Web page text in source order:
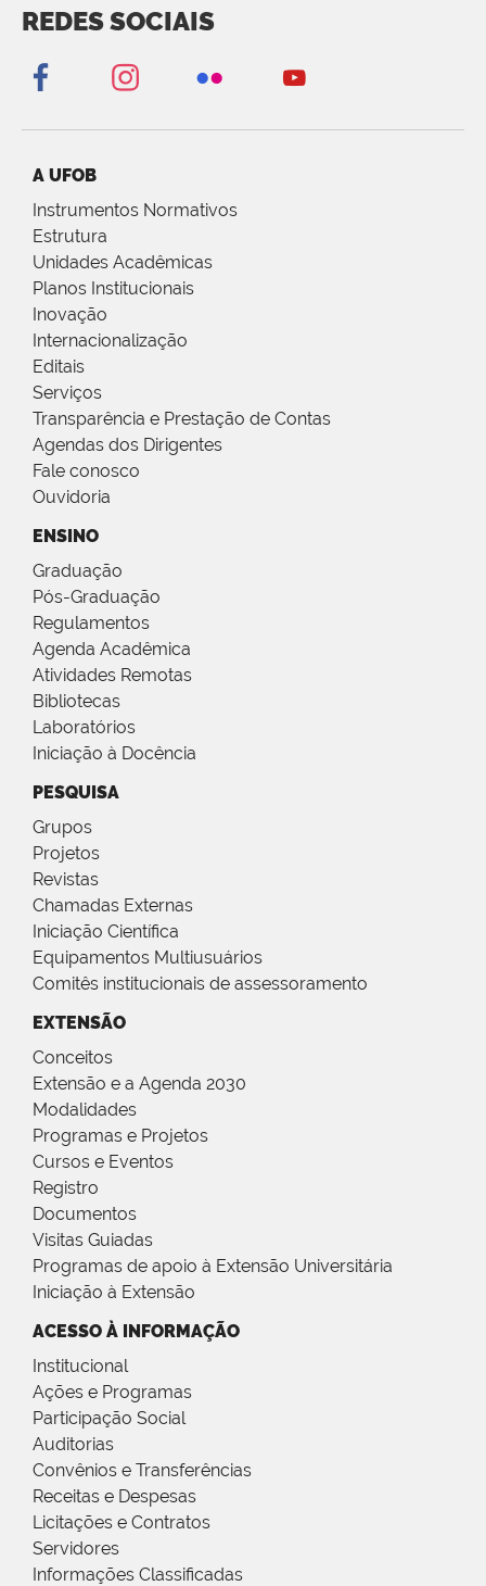
REDES SOCIAIS
A UFOB
Instrumentos Normativos
Estrutura
Unidades Acadêmicas
Planos Institucionais
Inovação
Internacionalização
Editais
Serviços
Transparência e Prestação de Contas
Agendas dos Dirigentes
Fale conosco
Ouvidoria
ENSINO
Graduação
Pós-Graduação
Regulamentos
Agenda Acadêmica
Atividades Remotas
Bibliotecas
Laboratórios
Iniciação à Docência
PESQUISA
Grupos
Projetos
Revistas
Chamadas Externas
Iniciação Científica
Equipamentos Multiusuários
Comitês institucionais de assessoramento
EXTENSÃO
Conceitos
Extensão e a Agenda 2030
Modalidades
Programas e Projetos
Cursos e Eventos
Registro
Documentos
Visitas Guiadas
Programas de apoio à Extensão Universitária
Iniciação à Extensão
ACESSO À INFORMAÇÃO
Institucional
Ações e Programas
Participação Social
Auditorias
Convênios e Transferências
Receitas e Despesas
Licitações e Contratos
Servidores
Informações Classificadas